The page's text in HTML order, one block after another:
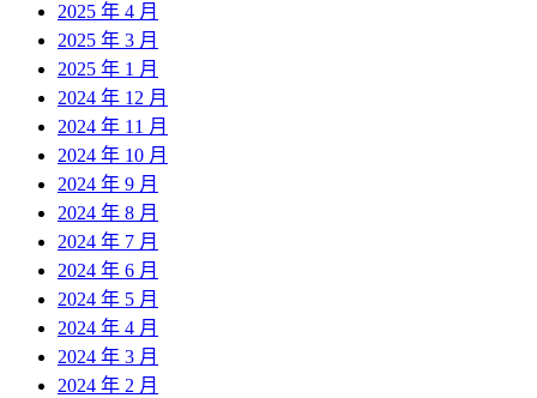
2025 年 4 月
2025 年 3 月
2025 年 1 月
2024 年 12 月
2024 年 11 月
2024 年 10 月
2024 年 9 月
2024 年 8 月
2024 年 7 月
2024 年 6 月
2024 年 5 月
2024 年 4 月
2024 年 3 月
2024 年 2 月